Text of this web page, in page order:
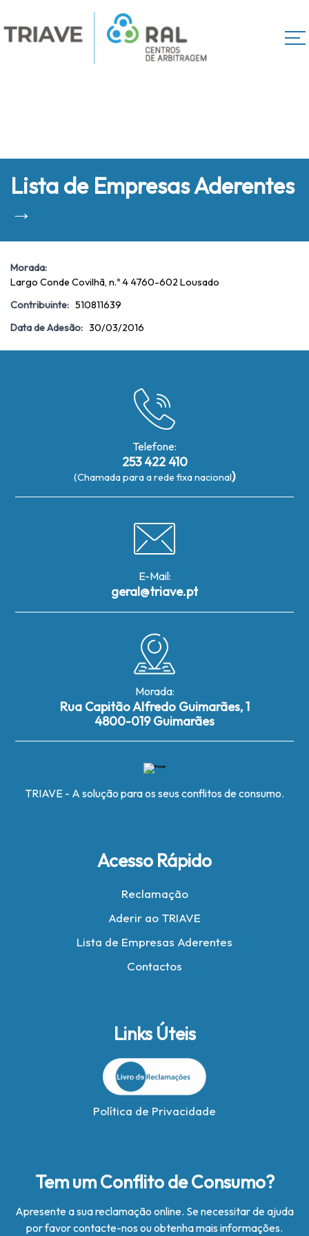
Lista de Empresas Aderentes
→
Morada:
Largo Conde Covilhã, n.º 4 4760-602 Lousado
Contribuinte: 510811639
Data de Adesão: 30/03/2016
Telefone:
253 422 410
(Chamada para a rede fixa nacional)
E-Mail:
geral@triave.pt
Morada:
Rua Capitão Alfredo Guimarães, 1
4800-019 Guimarães
TRIAVE - A solução para os seus conflitos de consumo.
Acesso Rápido
Reclamação
Aderir ao TRIAVE
Lista de Empresas Aderentes
Contactos
Links Úteis
Política de Privacidade
Tem um Conflito de Consumo?
Apresente a sua reclamação online. Se necessitar de ajuda
por favor contacte-nos ou obtenha mais informações.